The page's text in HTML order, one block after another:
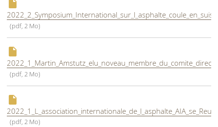
(pdf, 2 Mo)
(pdf, 2 Mo)
(pdf, 2 Mo)